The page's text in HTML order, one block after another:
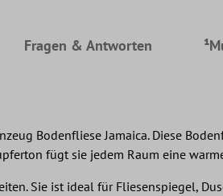
Fragen & Antworten
Bodenfliese Jamaica. Diese
fügt sie jedem Raum eine
Sie ist ideal für Fliesenspiegel,